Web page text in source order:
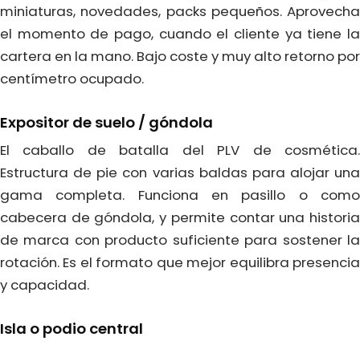
miniaturas, novedades, packs pequeños. Aprovecha
el momento de pago, cuando el cliente ya tiene la
cartera en la mano. Bajo coste y muy alto retorno por
centímetro ocupado.
Expositor de suelo / góndola
El caballo de batalla del PLV de cosmética.
Estructura de pie con varias baldas para alojar una
gama completa. Funciona en pasillo o como
cabecera de góndola, y permite contar una historia
de marca con producto suficiente para sostener la
rotación. Es el formato que mejor equilibra presencia
y capacidad.
Isla o podio central